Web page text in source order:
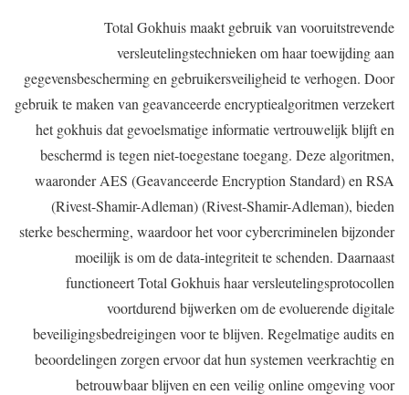
Total Gokhuis maakt gebruik van vooruitstrevende
versleutelingstechnieken om haar toewijding aan
gegevensbescherming en gebruikersveiligheid te verhogen. Door
gebruik te maken van geavanceerde encryptiealgoritmen verzekert
het gokhuis dat gevoelsmatige informatie vertrouwelijk blijft en
beschermd is tegen niet-toegestane toegang. Deze algoritmen,
waaronder AES (Geavanceerde Encryption Standard) en RSA
(Rivest-Shamir-Adleman) (Rivest-Shamir-Adleman), bieden
sterke bescherming, waardoor het voor cybercriminelen bijzonder
moeilijk is om de data-integriteit te schenden. Daarnaast
functioneert Total Gokhuis haar versleutelingsprotocollen
voortdurend bijwerken om de evoluerende digitale
beveiligingsbedreigingen voor te blijven. Regelmatige audits en
beoordelingen zorgen ervoor dat hun systemen veerkrachtig en
betrouwbaar blijven en een veilig online omgeving voor